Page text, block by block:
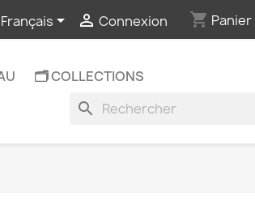
Français  Connexion shopping_cart Panier
🗂️ COLLECTIONS
search